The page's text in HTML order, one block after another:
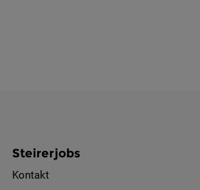
Steirerjobs
Kontakt